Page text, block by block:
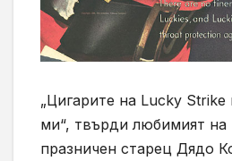
„Цигарите на Lucky
ми“, твърди любимият на
празничен старец Дядо